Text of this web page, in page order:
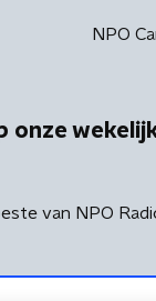
NPO
onze
van NPO